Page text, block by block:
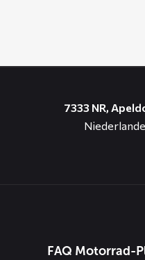
7333 NR,
Niederlande
FAQ Motorrad-